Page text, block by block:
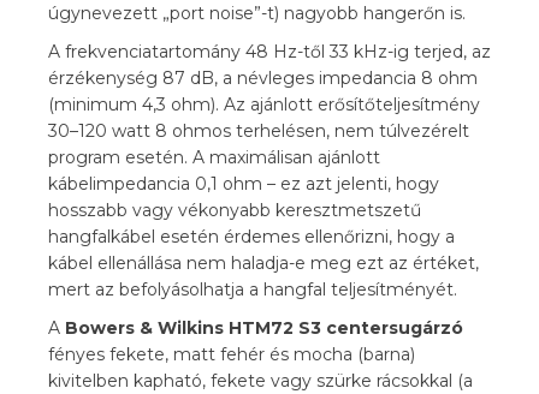
úgynevezett „port noise”-t) nagyobb hangerőn is.
A frekvenciatartomány 48 Hz-től 33 kHz-ig terjed, az
érzékenység 87 dB, a névleges impedancia 8 ohm
(minimum 4,3 ohm). Az ajánlott erősítőteljesítmény
30–120 watt 8 ohmos terhelésen, nem túlvezérelt
program esetén. A maximálisan ajánlott
kábelimpedancia 0,1 ohm – ez azt jelenti, hogy
hosszabb vagy vékonyabb keresztmetszetű
hangfalkábel esetén érdemes ellenőrizni, hogy a
kábel ellenállása nem haladja-e meg ezt az értéket,
mert az befolyásolhatja a hangfal teljesítményét.
A Bowers & Wilkins HTM72 S3 centersugárzó
fényes fekete, matt fehér és mocha (barna)
kivitelben kapható, fekete vagy szürke rácsokkal (a